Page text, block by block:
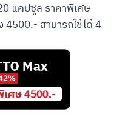
แคปซูล ราคาพิเศษ
4500.- สามารถใช้ได้ 4